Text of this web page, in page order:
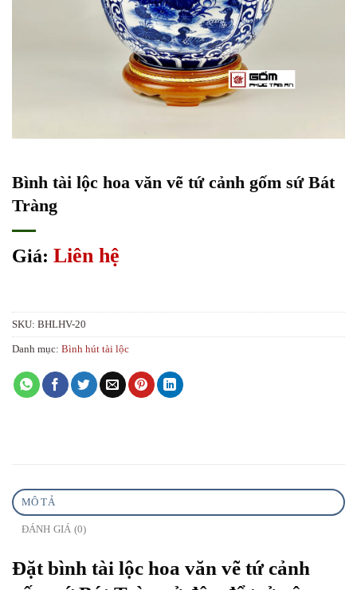
Bình tài lộc hoa văn vẽ tứ cảnh gốm sứ Bát
Tràng
Giá: Liên hệ
SKU: BHLHV-20
Danh mục: Bình hút tài lộc
MÔ TẢ
ĐÁNH GIÁ (0)
Đặt bình tài lộc hoa văn vẽ tứ cảnh